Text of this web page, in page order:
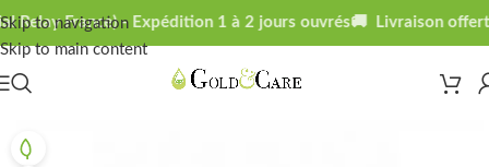
Skip to navigation
Skip to main content
France) - Expédition 1 à 2 jours ouvrés🚚 Livraison offerte